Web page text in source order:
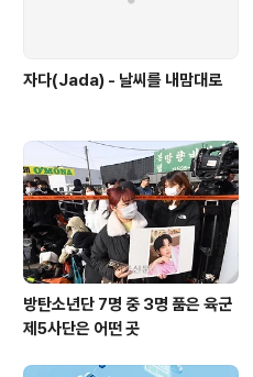
자다(Jada) - 날씨를 내맘대로
방탄소년단 7명 중 3명 품은 육군
제5사단은 어떤 곳